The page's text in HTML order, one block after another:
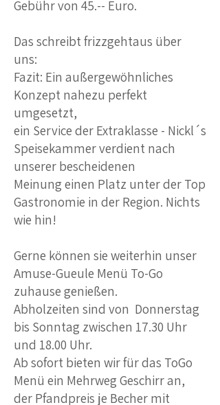
Gebühr von 45.-- Euro.
Das schreibt frizzgehtaus über
uns:
Fazit: Ein außergewöhnliches
Konzept nahezu perfekt
umgesetzt,
ein Service der Extraklasse - Nickl´s
Speisekammer verdient nach
unserer bescheidenen
Meinung einen Platz unter der Top
Gastronomie in der Region. Nichts
wie hin!
Gerne können sie weiterhin unser
Amuse-Gueule Menü To-Go
zuhause genießen.
Abholzeiten sind von Donnerstag
bis Sonntag zwischen 17.30 Uhr
und 18.00 Uhr.
Ab sofort bieten wir für das ToGo
Menü ein Mehrweg Geschirr an,
der Pfandpreis je Becher mit